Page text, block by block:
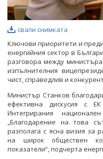
свали снимката
Ключови приоритети и
енергийния сектор в
разговора между
изпълнителния
чист, справедлив и
Министър Станков
ефективна дискусия с
Интегрирания
„Благодарение на това
разполага с ясна визия за
на широк обществен
показатели“, подчерта